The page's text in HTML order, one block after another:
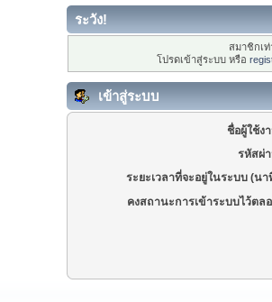
ระวัง!
สมาชิกเ
โปรดเข้าสู่ระบบ หรือ
เข้าสู่ระบบ
ชื่อผู้ใช้ง
รหัสผ่
ระยะเวลาที่จะอยู่ในระบบ (นา
คงสถานะการเข้าระบบไว้ตล